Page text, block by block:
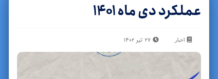
عملکرد دی ماه ۱۴۰۱
اخبار